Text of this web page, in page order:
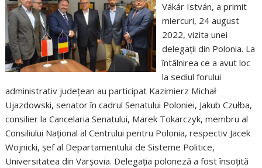
Vákár István, a primit
miercuri, 24 august
2022, vizita unei
delegații din Polonia. La
întâlnirea ce a avut loc
la sediul forului
administrativ județean au participat Kazimierz Michał
Ujazdowski, senator în cadrul Senatului Poloniei, Jakub Czułba,
consilier la Cancelaria Senatului, Marek Tokarczyk, membru al
Consiliului Național al Centrului pentru Polonia, respectiv Jacek
Wojnicki, șef al Departamentului de Sisteme Politice,
Universitatea din Varșovia. Delegația poloneză a fost însoțită